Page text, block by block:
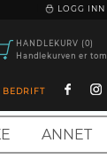
LOGG INN
HANDLEKURV (0)
Handlekurven er tom
BEDRIFT
ANNET